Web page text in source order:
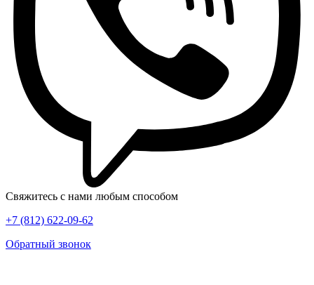
Свяжитесь с нами любым способом
+7 (812) 622-09-62
Обратный звонок